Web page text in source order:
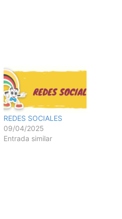
REDES SOCIALES
09/04/2025
Entrada similar